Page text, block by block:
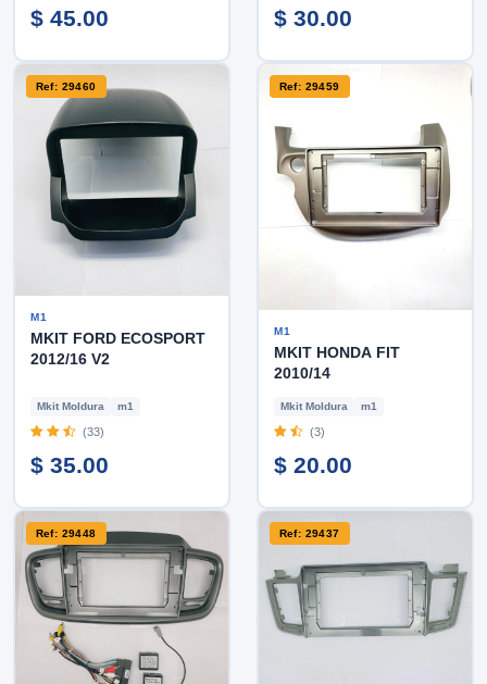
$ 45.00 $ 30.00
Ref: 29460
M1
MKIT FORD ECOSPORT
2012/16 V2
Mkit Moldura m1
(33)
$ 35.00
Ref: 29459
M1
MKIT HONDA FIT
2010/14
Mkit Moldura m1
(3)
$ 20.00
Ref: 29448 Ref: 29437